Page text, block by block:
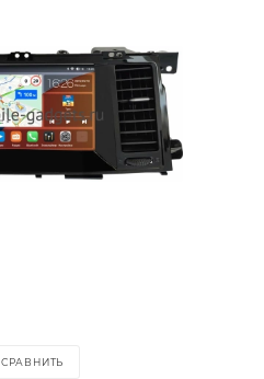
СРАВНИТЬ